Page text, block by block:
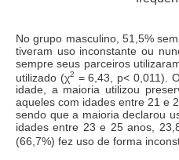
No grupo masculino, 51,5%
tiveram uso inconstante ou
sempre seus parceiros
utilizado (χ2 = 6,43, p< 0,011).
idade, a maioria utilizou
aqueles com idades entre 21 e
sendo que a maioria declarou
idades entre 23 e 25 anos,
(66,7%) fez uso de forma